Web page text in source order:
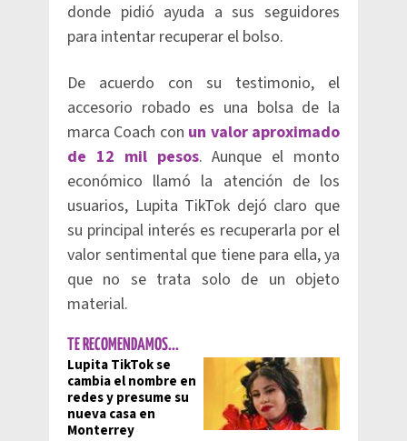
donde pidió ayuda a sus seguidores
para intentar recuperar el bolso.
De acuerdo con su testimonio, el
accesorio robado es una bolsa de la
marca Coach con un valor aproximado
de 12 mil pesos. Aunque el monto
económico llamó la atención de los
usuarios, Lupita TikTok dejó claro que
su principal interés es recuperarla por el
valor sentimental que tiene para ella, ya
que no se trata solo de un objeto
material.
TE RECOMENDAMOS...
Lupita TikTok se
cambia el nombre en
redes y presume su
nueva casa en
Monterrey